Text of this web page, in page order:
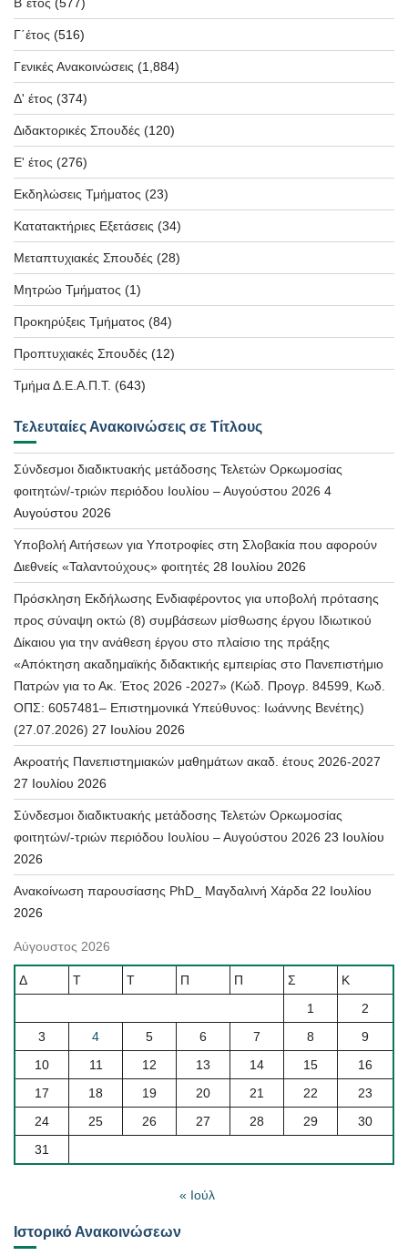
Γ΄έτος (516)
Γενικές Ανακοινώσεις (1,884)
Δ' έτος (374)
Διδακτορικές Σπουδές (120)
Ε' έτος (276)
Εκδηλώσεις Τμήματος (23)
Κατατακτήριες Εξετάσεις (34)
Μεταπτυχιακές Σπουδές (28)
Μητρώο Τμήματος (1)
Προκηρύξεις Τμήματος (84)
Προπτυχιακές Σπουδές (12)
Τμήμα Δ.Ε.Α.Π.Τ. (643)
Τελευταίες Ανακοινώσεις σε Τίτλους
Σύνδεσμοι διαδικτυακής μετάδοσης Τελετών Ορκωμοσίας
φοιτητών/-τριών περιόδου Ιουλίου – Αυγούστου 2026 4
Αυγούστου 2026
Υποβολή Αιτήσεων για Υποτροφίες στη Σλοβακία που αφορούν
Διεθνείς «Ταλαντούχους» φοιτητές 28 Ιουλίου 2026
Πρόσκληση Εκδήλωσης Ενδιαφέροντος για υποβολή πρότασης
προς σύναψη οκτώ (8) συμβάσεων μίσθωσης έργου Ιδιωτικού
Δίκαιου για την ανάθεση έργου στο πλαίσιο της πράξης
«Απόκτηση ακαδημαϊκής διδακτικής εμπειρίας στο Πανεπιστήμιο
Πατρών για το Ακ. Έτος 2026 -2027» (Κώδ. Προγρ. 84599, Κωδ.
ΟΠΣ: 6057481– Επιστημονικά Υπεύθυνος: Ιωάννης Βενέτης)
(27.07.2026) 27 Ιουλίου 2026
Ακροατής Πανεπιστημιακών μαθημάτων ακαδ. έτους 2026-2027
27 Ιουλίου 2026
Σύνδεσμοι διαδικτυακής μετάδοσης Τελετών Ορκωμοσίας
φοιτητών/-τριών περιόδου Ιουλίου – Αυγούστου 2026 23 Ιουλίου
2026
Ανακοίνωση παρουσίασης PhD_ Μαγδαλινή Χάρδα 22 Ιουλίου
2026
Αύγουστος 2026
Δ Τ Τ Π Π Σ
Κ
1
2
3
4 5 6 7 8
9
10
11 12 13 14 15
16
17
18 19 20 21 22
23
24
25 26 27 28 29
30
31
« Ιούλ
Ιστορικό Ανακοινώσεων